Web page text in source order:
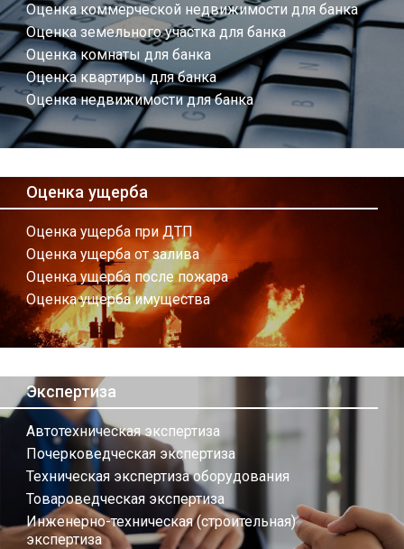
Оценка коммерческой недвижимости для банка
Оценка земельного участка для банка
Оценка комнаты для банка
Оценка квартиры для банка
Оценка недвижимости для банка
Оценка ущерба
Оценка ущерба при ДТП
Оценка ущерба от залива
Оценка ущерба после пожара
Оценка ущерба имущества
Экспертиза
Автотехническая экспертиза
Почерковедческая экспертиза
Техническая экспертиза оборудования
Товароведческая экспертиза
Инженерно-техническая (строительная)
экспертиза